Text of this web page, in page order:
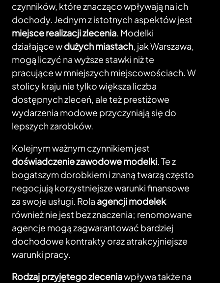
czynników, które znacząco wpływają na ich
dochody. Jednym z istotnych aspektów jest
miejsce realizacji zlecenia. Modelki
działające wdużych miastach, jak Warszawa,
mogą liczyć na wyższe stawki niż te
pracujące w mniejszych miejscowościach. W
stolicy kraju nie tylko większa liczba
dostępnych zleceń, ale też prestiżowe
wydarzenia modowe przyczyniają się do
lepszych zarobków.
Kolejnym ważnym czynnikiem jest
doświadczenie zawodowe modelki. Te z
bogatszym dorobkiem i znaną twarzą często
negocjują korzystniejsze warunki finansowe
za swoje usługi. Rola agencji modelek
również nie jest bez znaczenia; renomowane
agencje mogą zagwarantować bardziej
dochodowe kontrakty oraz atrakcyjniejsze
warunki pracy.
Rodzaj przyjętego zleceniawpływa także na